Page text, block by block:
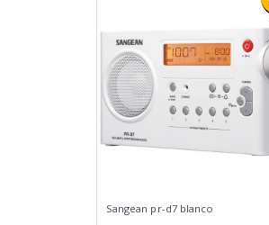
Sangean pr-d7 blanco